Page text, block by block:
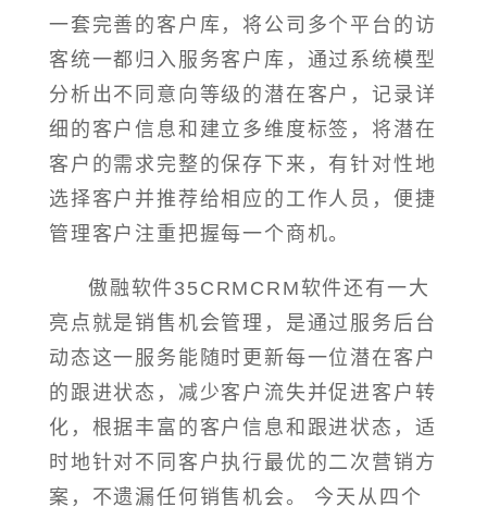
一套完善的客户库，将公司多个平台的访
客统一都归入服务客户库，通过系统模型
分析出不同意向等级的潜在客户，记录详
细的客户信息和建立多维度标签，将潜在
客户的需求完整的保存下来，有针对性地
选择客户并推荐给相应的工作人员，便捷
管理客户注重把握每一个商机。
傲融软件35CRMCRM软件还有一大
亮点就是销售机会管理，是通过服务后台
动态这一服务能随时更新每一位潜在客户
的跟进状态，减少客户流失并促进客户转
化，根据丰富的客户信息和跟进状态，适
时地针对不同客户执行最优的二次营销方
案，不遗漏任何销售机会。 今天从四个